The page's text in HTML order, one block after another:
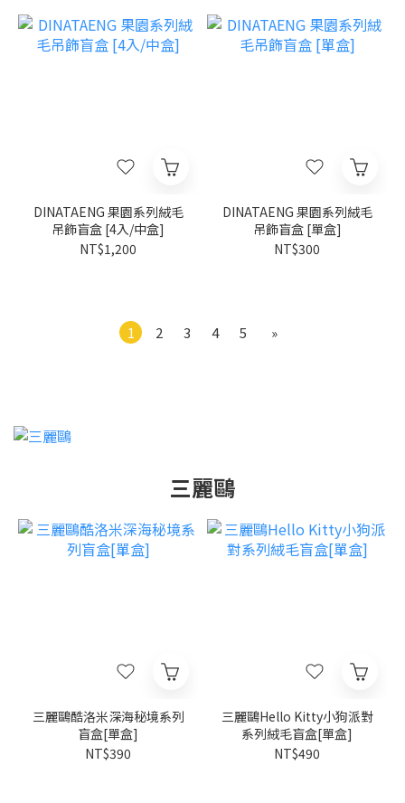
DINATAENG 果園系列絨毛
吊飾盲盒 [4入/中盒]
NT$1,200
DINATAENG 果園系列絨毛
吊飾盲盒 [單盒]
NT$300
1 2 3 4 5 »
三麗鷗
三麗鷗酷洛米深海秘境系列
盲盒[單盒]
NT$390
三麗鷗Hello Kitty小狗派對
系列絨毛盲盒[單盒]
NT$490